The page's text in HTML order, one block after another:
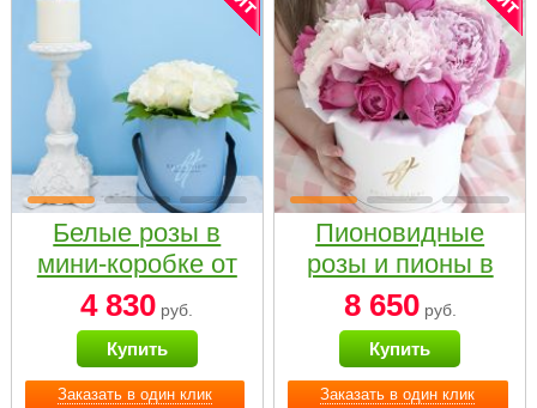
Заказать в один клик
Белые розы в
мини-коробке от
Bella Fiori
4 830 руб.
Купить
Заказать в один клик
Пионовидные
розы и пионы в
белой коробке
Small
8 650руб.
Купить